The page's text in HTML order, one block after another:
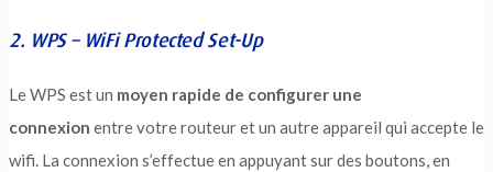
2. WPS – WiFi Protected Set-Up
Le WPS est un moyen rapide de configurer une
connexion entre votre routeur et un autre appareil qui accepte le
wifi. La connexion s’effectue en appuyant sur des boutons, en